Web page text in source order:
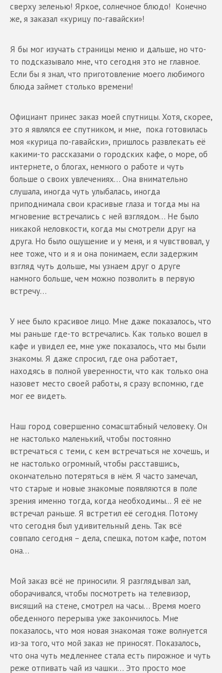
сверху зеленью! Яркое, солнечное блюдо! Конечно
же, я заказал «курицу по-гавайски»!
Я бы мог изучать страницы меню и дальше, но что-
то подсказывало мне, что сегодня это не главное.
Если бы я знал, что приготовление моего любимого
блюда займет столько времени!
Официант принес заказ моей спутницы. Хотя, скорее,
это я являлся ее спутником, и мне, пока готовилась
моя «курица по-гавайски», пришлось развлекать её
какими-то рассказами о городских кафе, о море, об
интернете, о блогах, немного о работе и чуть
больше о своих увлечениях… Она внимательно
слушала, иногда чуть улыбалась, иногда
приподнимала свои красивые глаза и тогда мы на
мгновение встречались с ней взглядом… Не было
никакой неловкости, когда мы смотрели друг на
друга. Но было ощущение и у меня, и я чувствовал, у
нее тоже, что и я и она понимаем, если задержим
взгляд чуть дольше, мы узнаем друг о друге
намного больше, чем можно позволить в первую
встречу…
У нее было красивое лицо. Мне даже показалось, что
мы раньше где-то встречались. Как только вошел в
кафе и увидел ее, мне уже показалось, что мы были
знакомы. Я даже спросил, где она работает,
находясь в полной уверенности, что как только она
назовет место своей работы, я сразу вспомню, где
мог ее видеть.
Наш город совершенно сомасштабный человеку. Он
не настолько маленький, чтобы постоянно
встречаться с теми, с кем встречаться не хочешь, и
не настолько огромный, чтобы расставшись,
окончательно потеряться в нём. Я часто замечал,
что старые и новые знакомые появляются в поле
зрения именно тогда, когда необходимы... Я её не
встречал раньше. Я встретил её сегодня. Потому
что сегодня был удивительный день. Так всё
совпало сегодня – дела, спешка, потом кафе, потом
она…
Мой заказ всё не приносили. Я разглядывал зал,
оборачивался, чтобы посмотреть на телевизор,
висящий на стене, смотрел на часы… Время моего
обеденного перерыва уже закончилось. Мне
показалось, что моя новая знакомая тоже волнуется
из-за того, что мой заказ не приносят. Показалось,
что она чуть медленнее стала есть пирожное и чуть
реже отпивать чай из чашки… Это просто мое